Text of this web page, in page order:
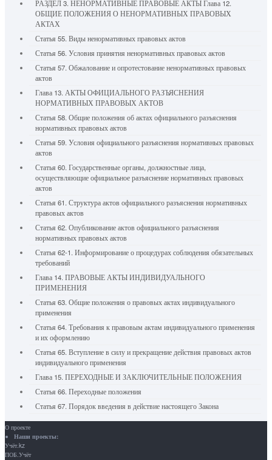
РАЗДЕЛ 3. НЕНОРМАТИВНЫЕ ПРАВОВЫЕ АКТЫ Глава 12.
ОБЩИЕ ПОЛОЖЕНИЯ О НЕНОРМАТИВНЫХ ПРАВОВЫХ
АКТАХ
Статья 55. Виды ненормативных правовых актов
Статья 56. Условия принятия ненормативных правовых актов
Статья 57. Обжалование и опротестование ненормативных правовых
актов
Глава 13. АКТЫ ОФИЦИАЛЬНОГО РАЗЪЯСНЕНИЯ
НОРМАТИВНЫХ ПРАВОВЫХ АКТОВ
Статья 58. Общие положения об актах официального разъяснения
нормативных правовых актов
Статья 59. Условия официального разъяснения нормативных правовых
актов
Статья 60. Государственные органы, должностные лица,
осуществляющие официальное разъяснение нормативных правовых
актов
Статья 61. Структура актов официального разъяснения нормативных
правовых актов
Статья 62. Опубликование актов официального разъяснения
нормативных правовых актов
Статья 62-1. Информирование о процедурах соблюдения обязательных
требований
Глава 14. ПРАВОВЫЕ АКТЫ ИНДИВИДУАЛЬНОГО
ПРИМЕНЕНИЯ
Статья 63. Общие положения о правовых актах индивидуального
применения
Статья 64. Требования к правовым актам индивидуального применения
и их оформлению
Статья 65. Вступление в силу и прекращение действия правовых актов
индивидуального применения
Глава 15. ПЕРЕХОДНЫЕ И ЗАКЛЮЧИТЕЛЬНЫЕ ПОЛОЖЕНИЯ
Статья 66. Переходные положения
Статья 67. Порядок введения в действие настоящего Закона
О проекте
Наши проекты:
Учёт.kz
ПОБ.Учёт